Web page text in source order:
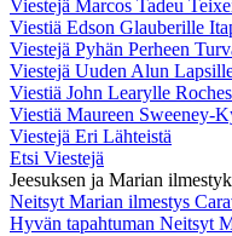
Viestejä Marcos Tadeu
Viestiä Edson Glauberille
Viestejä Pyhän Perheen
Viestejä Uuden Alun
Viestiä John Learylle
Viestiä Maureen Sweeney-
Viestejä Eri Lähteistä
Etsi Viestejä
Jeesuksen ja Marian
Neitsyt Marian ilmestys
Hyvän tapahtuman Neitsyt